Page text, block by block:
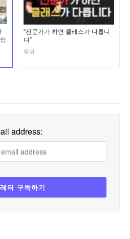
“전문가가 하면 클래스가 다릅니
다”
영상
address: